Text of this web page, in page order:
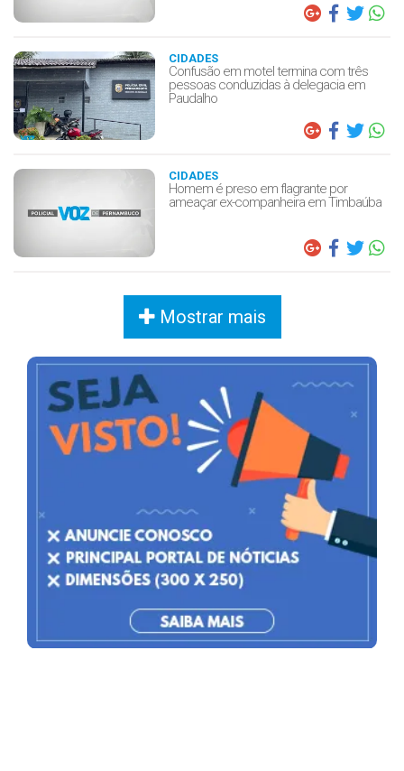
CIDADES
Confusão em motel termina com três
pessoas conduzidas à delegacia em
Paudalho
CIDADES
Homem é preso em flagrante por
ameaçar ex-companheira em Timbaúba
Mostrar mais